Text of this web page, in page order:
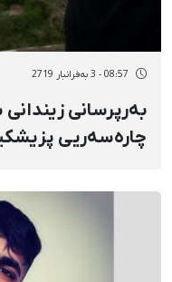
08:57 - 3 بەفرانبار 2719
بەرپرسانی
چارەسەریی